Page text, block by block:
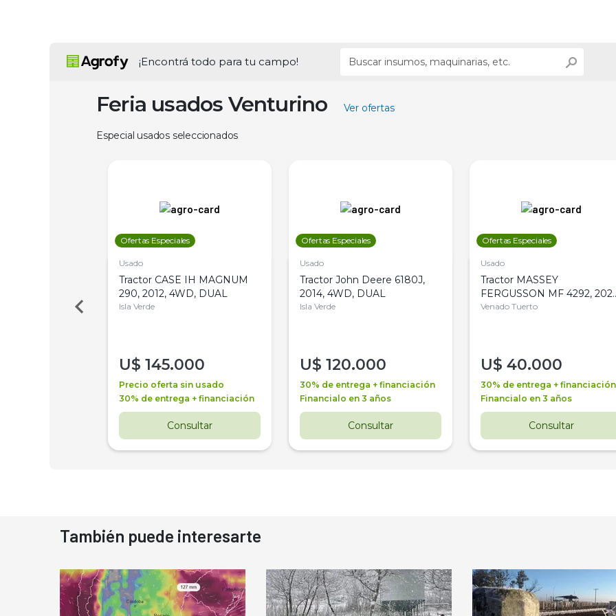
¡Encontrá todo para tu campo!
Feria usados Venturino Ver ofertas
Especial usados seleccionados
Ofertas Especiales
Usado
Tractor CASE IH MAGNUM
290, 2012, 4WD, DUAL
Isla Verde
U$ 145.000
Precio oferta sin usado
30% de entrega + financiación
Consultar
Ofertas Especiales
Usado
Tractor John Deere 6180J,
2014, 4WD, DUAL
Isla Verde
U$ 120.000
30% de entrega + financiación
Financialo en 3 años
Consultar
Ofertas Especiales
Usado
Tractor MASSEY
FERGUSSON MF 4292,
4WD, PATON
Venado Tuerto
U$ 40.000
30% de entrega + financiación
Financialo en 3 años
Consultar
También puede interesarte